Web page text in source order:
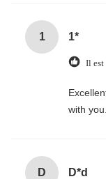
1 1*
Il
with you.
D D*d